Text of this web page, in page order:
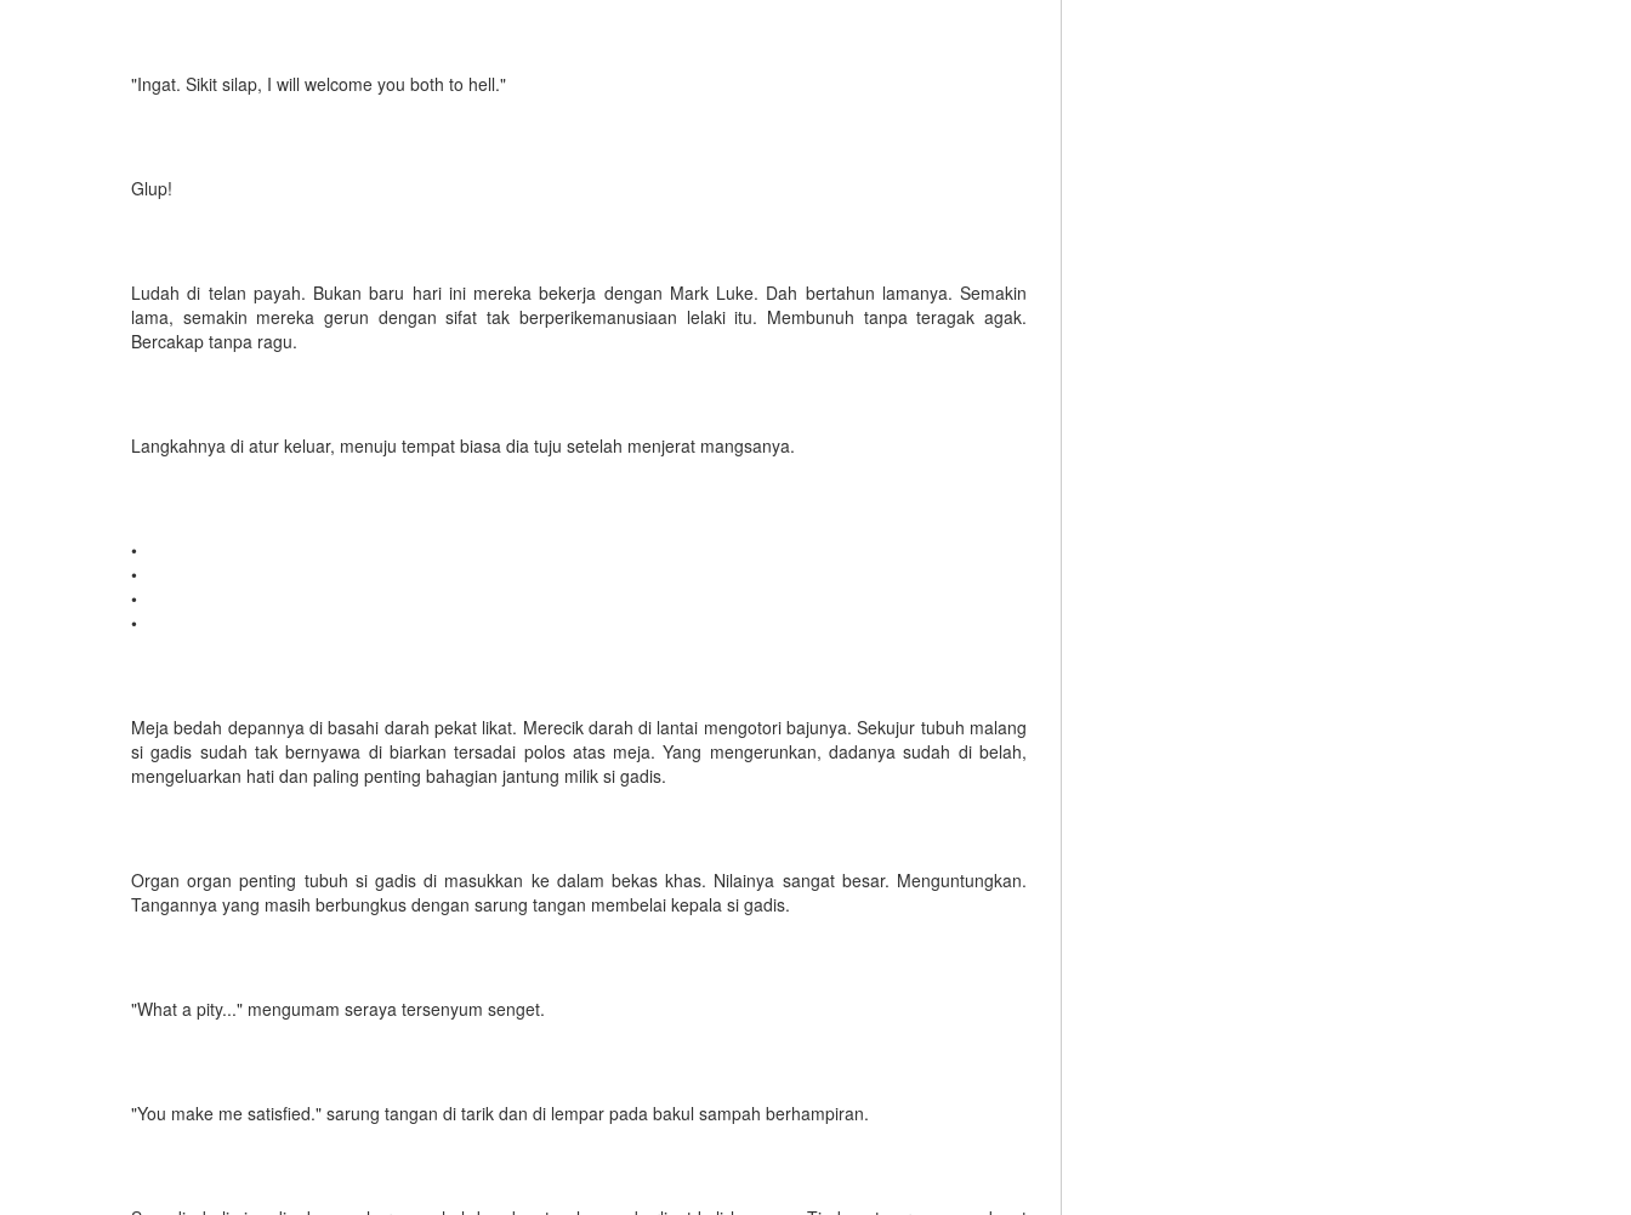
"Ingat. Sikit silap, I will welcome you both to hell."
Glup!
Ludah di telan payah. Bukan baru hari ini mereka bekerja dengan Mark Luke. Dah bertahun lamanya. Semakin
lama, semakin mereka gerun dengan sifat tak berperikemanusiaan lelaki itu. Membunuh tanpa teragak agak.
Bercakap tanpa ragu.
Langkahnya di atur keluar, menuju tempat biasa dia tuju setelah menjerat mangsanya.
•
•
•
•
Meja bedah depannya di basahi darah pekat likat. Merecik darah di lantai mengotori bajunya. Sekujur tubuh malang
si gadis sudah tak bernyawa di biarkan tersadai polos atas meja. Yang mengerunkan, dadanya sudah di belah,
mengeluarkan hati dan paling penting bahagian jantung milik si gadis.
Organ organ penting tubuh si gadis di masukkan ke dalam bekas khas. Nilainya sangat besar. Menguntungkan.
Tangannya yang masih berbungkus dengan sarung tangan membelai kepala si gadis.
"What a pity..." mengumam seraya tersenyum senget.
"You make me satisfied." sarung tangan di tarik dan di lempar pada bakul sampah berhampiran.